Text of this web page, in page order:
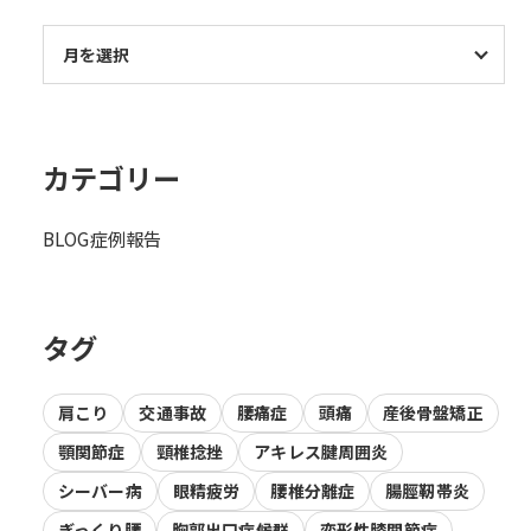
カテゴリー
BLOG症例報告
タグ
肩こり 交通事故 腰痛症 頭痛
産後骨盤矯正
顎関節症
頸椎捻挫
アキレス腱周囲炎
シーバー病
眼精疲労 腰椎分離症
腸脛靭帯炎